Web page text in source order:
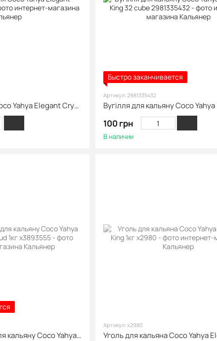
Кокосове вугілля Coco Yahya Elegant Crystal 0.5 кг
Быстро заканчивается
Артикул: 2981335432
100 грн
В наличии
Вугілля кокосове для кальяну Coco Yahya Elegance King Calaud 1кг
Артикул: х2980